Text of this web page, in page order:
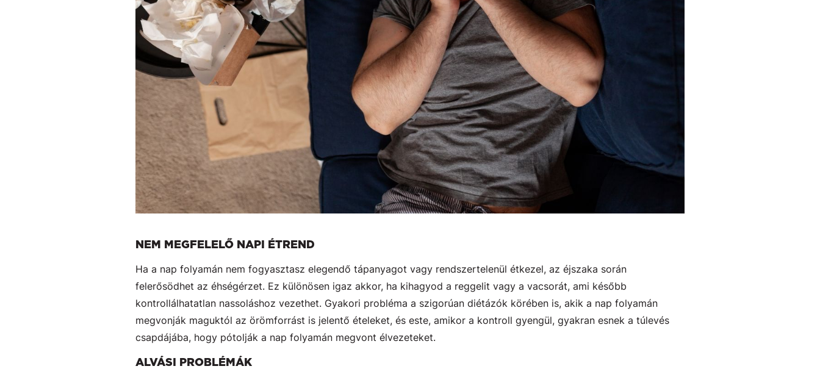
NEM MEGFELELŐ NAPI ÉTREND
Ha a nap folyamán nem fogyasztasz elegendő tápanyagot vagy rendszertelenül étkezel, az éjszaka során
felerősödhet az éhségérzet. Ez különösen igaz akkor, ha kihagyod a reggelit vagy a vacsorát, ami később
kontrollálhatatlan nassoláshoz vezethet. Gyakori probléma a szigorúan diétázók körében is, akik a nap folyamán
megvonják maguktól az örömforrást is jelentő ételeket, és este, amikor a kontroll gyengül, gyakran esnek a túlevés
csapdájába, hogy pótolják a nap folyamán megvont élvezeteket.
ALVÁSI PROBLÉMÁK